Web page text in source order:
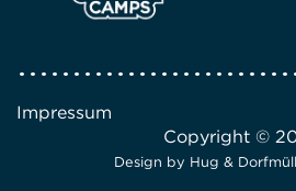
Impressum
Copyright ©
Design by Hug &